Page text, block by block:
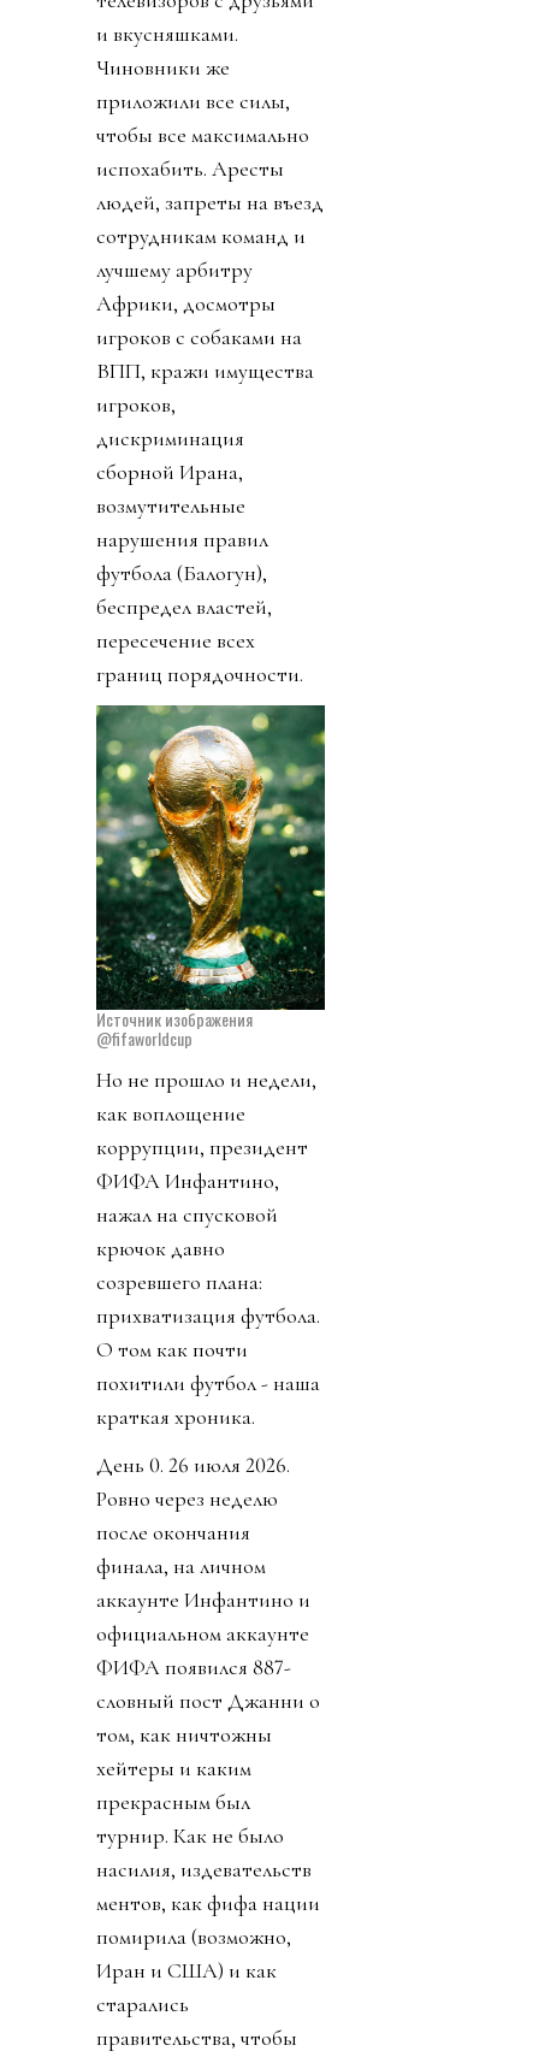
и вкусняшками.
Чиновники же
приложили все силы,
чтобы все максимально
испохабить. Аресты
людей, запреты на въезд
сотрудникам команд и
лучшему арбитру
Африки, досмотры
игроков с собаками на
ВПП, кражи имущества
игроков,
дискриминация
сборной Ирана,
возмутительные
нарушения правил
футбола (Балогун),
беспредел властей,
пересечение всех
границ порядочности.
Источник изображения
@fifaworldcup
Но не прошло и недели,
как воплощение
коррупции, президент
ФИФА Инфантино,
нажал на спусковой
крючок давно
созревшего плана:
прихватизация футбола.
О том как почти
похитили футбол - наша
краткая хроника.
День 0. 26 июля 2026.
Ровно через неделю
после окончания
финала, на личном
аккаунте Инфантино и
официальном аккаунте
ФИФА появился 887-
словный пост Джанни о
том, как ничтожны
хейтеры и каким
прекрасным был
турнир. Как не было
насилия, издевательств
ментов, как фифа нации
помирила (возможно,
Иран и США) и как
старались
правительства, чтобы